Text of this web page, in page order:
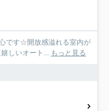
です☆開放感溢れる室内が
しいオート... もっと見る